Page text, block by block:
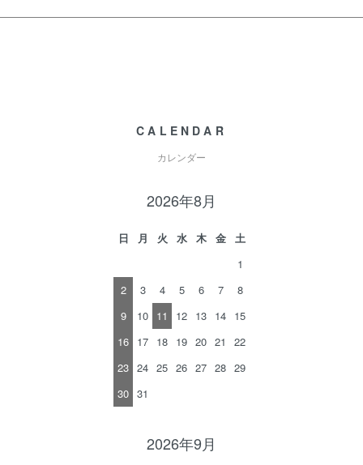
CALENDAR
カレンダー
2026年8月
日 月 火 水 木 金
土
1
2
3 4 5 6 7
8
9
10 11 12 13 14 15
16 17 18 19 20 21
22
23 24 25 26 27 28 29
30 31
2026年9月